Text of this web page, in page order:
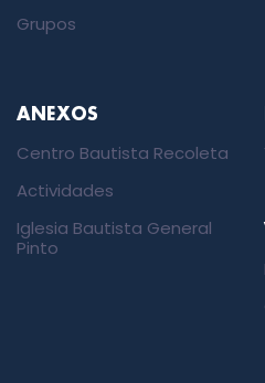
Grupos
ANEXOS
Centro Bautista Recoleta
Actividades
Iglesia Bautista General
Pinto